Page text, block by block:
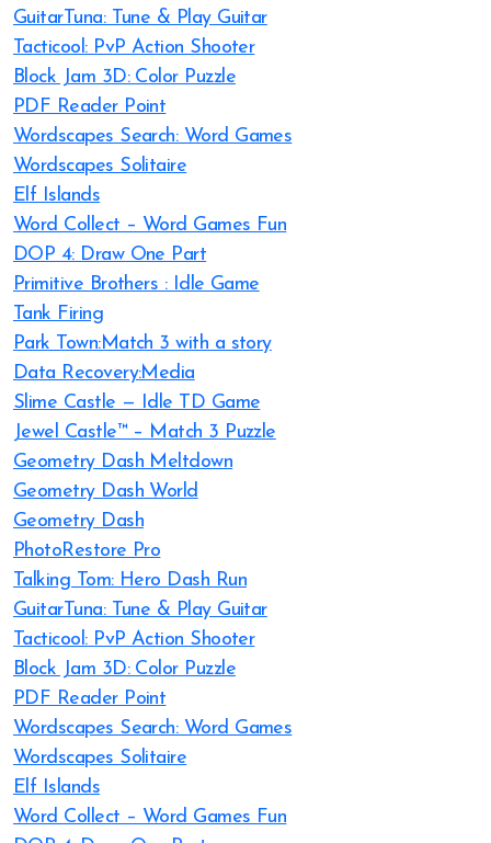
GuitarTuna: Tune & Play Guitar
Tacticool: PvP Action Shooter
Block Jam 3D: Color Puzzle
PDF Reader Point
Wordscapes Search: Word Games
Wordscapes Solitaire
Elf Islands
Word Collect – Word Games Fun
DOP 4: Draw One Part
Primitive Brothers : Idle Game
Tank Firing
Park Town:Match 3 with a story
Data Recovery:Media
Slime Castle — Idle TD Game
Jewel Castle™ – Match 3 Puzzle
Geometry Dash Meltdown
Geometry Dash World
Geometry Dash
PhotoRestore Pro
Talking Tom: Hero Dash Run
GuitarTuna: Tune & Play Guitar
Tacticool: PvP Action Shooter
Block Jam 3D: Color Puzzle
PDF Reader Point
Wordscapes Search: Word Games
Wordscapes Solitaire
Elf Islands
Word Collect – Word Games Fun